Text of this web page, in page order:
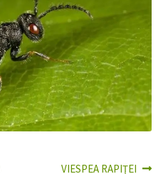
Articolul
VIESPEA RAPIŢEI